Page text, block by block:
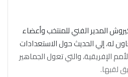
المدير الفني للمنتخب وأعضاء
له، إلي الحديث حول الاستعدادات
الإفريقية، والتي تعول الجماهير
لقبها.